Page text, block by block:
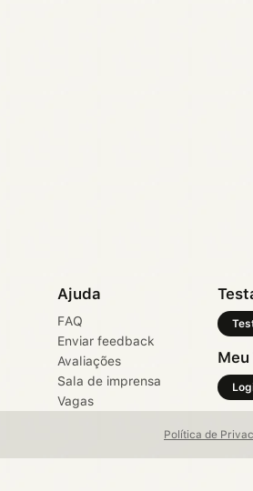
Ajuda
FAQ
Enviar feedback
Avaliações
Sala de imprensa
Vagas
Política de